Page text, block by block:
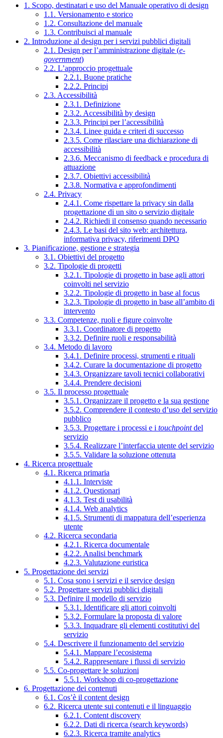
1. Scopo, destinatari e uso del Manuale operativo di design
1.1. Versionamento e storico
1.2. Consultazione del manuale
1.3. Contribuisci al manuale
2. Introduzione al design per i servizi pubblici digitali
2.1. Design per l’amministrazione digitale (e-
government)
2.2. L’approccio progettuale
2.2.1. Buone pratiche
2.2.2. Principi
2.3. Accessibilità
2.3.1. Definizione
2.3.2. Accessibilità by design
2.3.3. Principi per l’accessibilità
2.3.4. Linee guida e criteri di successo
2.3.5. Come rilasciare una dichiarazione di
accessibilità
2.3.6. Meccanismo di feedback e procedura di
attuazione
2.3.7. Obiettivi accessibilità
2.3.8. Normativa e approfondimenti
2.4. Privacy
2.4.1. Come rispettare la privacy sin dalla
progettazione di un sito o servizio digitale
2.4.2. Richiedi il consenso quando necessario
2.4.3. Le basi del sito web: architettura,
informativa privacy, riferimenti DPO
3. Pianificazione, gestione e strategia
3.1. Obiettivi del progetto
3.2. Tipologie di progetti
3.2.1. Tipologie di progetto in base agli attori
coinvolti nel servizio
3.2.2. Tipologie di progetto in base al focus
3.2.3. Tipologie di progetto in base all’ambito di
intervento
3.3. Competenze, ruoli e figure coinvolte
3.3.1. Coordinatore di progetto
3.3.2. Definire ruoli e responsabilità
3.4. Metodo di lavoro
3.4.1. Definire processi, strumenti e rituali
3.4.2. Curare la documentazione di progetto
3.4.3. Organizzare tavoli tecnici collaborativi
3.4.4. Prendere decisioni
3.5. Il processo progettuale
3.5.1. Organizzare il progetto e la sua gestione
3.5.2. Comprendere il contesto d’uso del servizio
pubblico
3.5.3. Progettare i processi e i touchpointdel
servizio
3.5.4. Realizzare l’interfaccia utente del servizio
3.5.5. Validare la soluzione ottenuta
4. Ricerca progettuale
4.1. Ricerca primaria
4.1.1. Interviste
4.1.2. Questionari
4.1.3. Test di usabilità
4.1.4. Web analytics
4.1.5. Strumenti di mappatura dell’esperienza
utente
4.2. Ricerca secondaria
4.2.1. Ricerca documentale
4.2.2. Analisi benchmark
4.2.3. Valutazione euristica
5. Progettazione dei servizi
5.1. Cosa sono i servizi e il service design
5.2. Progettare servizi pubblici digitali
5.3. Definire il modello di servizio
5.3.1. Identificare gli attori coinvolti
5.3.2. Formulare la proposta di valore
5.3.3. Inquadrare gli elementi costitutivi del
servizio
5.4. Descrivere il funzionamento del servizio
5.4.1. Mappare l’ecosistema
5.4.2. Rappresentare i flussi di servizio
5.5. Co-progettare le soluzioni
5.5.1. Workshop di co-progettazione
6. Progettazione dei contenuti
6.1. Cos’è il content design
6.2. Ricerca utente sui contenuti e il linguaggio
6.2.1. Content discovery
6.2.2. Dati di ricerca (search keywords)
6.2.3. Ricerca tramite analytics